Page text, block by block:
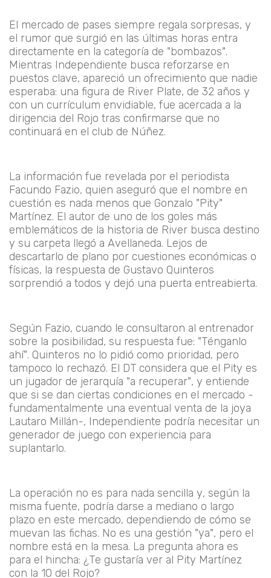
El mercado de pases siempre regala sorpresas, y
el rumor que surgió en las últimas horas entra
directamente en la categoría de "bombazos".
Mientras Independiente busca reforzarse en
puestos clave, apareció un ofrecimiento que nadie
esperaba: una figura de River Plate, de 32 años y
con un currículum envidiable, fue acercada a la
dirigencia del Rojo tras confirmarse que no
continuará en el club de Núñez.
La información fue revelada por el periodista
Facundo Fazio, quien aseguró que el nombre en
cuestión es nada menos que Gonzalo "Pity"
Martínez. El autor de uno de los goles más
emblemáticos de la historia de River busca destino
y su carpeta llegó a Avellaneda. Lejos de
descartarlo de plano por cuestiones económicas o
físicas, la respuesta de Gustavo Quinteros
sorprendió a todos y dejó una puerta entreabierta.
Según Fazio, cuando le consultaron al entrenador
sobre la posibilidad, su respuesta fue: "Ténganlo
ahí". Quinteros no lo pidió como prioridad, pero
tampoco lo rechazó. El DT considera que el Pity es
un jugador de jerarquía "a recuperar", y entiende
que si se dan ciertas condiciones en el mercado -
fundamentalmente una eventual venta de la joya
Lautaro Millán-, Independiente podría necesitar un
generador de juego con experiencia para
suplantarlo.
La operación no es para nada sencilla y, según la
misma fuente, podría darse a mediano o largo
plazo en este mercado, dependiendo de cómo se
muevan las fichas. No es una gestión "ya", pero el
nombre está en la mesa. La pregunta ahora es
para el hincha: ¿Te gustaría ver al Pity Martínez
con la 10 del Rojo?